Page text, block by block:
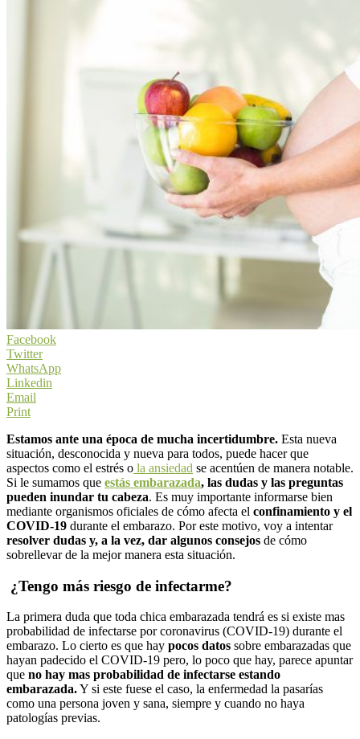
Facebook
Twitter
WhatsApp
Linkedin
Email
Print
Estamos ante una época de mucha incertidumbre. Esta nueva
situación, desconocida y nueva para todos, puede hacer que
aspectos como el estrés o la ansiedad se acentúen de manera notable.
Si le sumamos que estás embarazada, las dudas y las preguntas
pueden inundar tu cabeza. Es muy importante informarse bien
mediante organismos oficiales de cómo afecta el confinamiento y el
COVID-19 durante el embarazo. Por este motivo, voy a intentar
resolver dudas y, a la vez, dar algunos consejos de cómo
sobrellevar de la mejor manera esta situación.
¿Tengo más riesgo de infectarme?
La primera duda que toda chica embarazada tendrá es si existe mas
probabilidad de infectarse por coronavirus (COVID-19) durante el
embarazo. Lo cierto es que hay pocos datos sobre embarazadas que
hayan padecido el COVID-19 pero, lo poco que hay, parece apuntar
que no hay mas probabilidad de infectarse estando
embarazada.Y si este fuese el caso, la enfermedad la pasarías
como una persona joven y sana, siempre y cuando no haya
patologías previas.